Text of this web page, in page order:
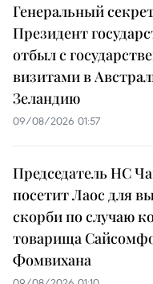
Генеральный
Президент
отбыл с
визитами в
Зеландию
09/08/2026 01:57
Председатель НС
посетит Лаос для
скорби по случаю
товарища
Фомвихана